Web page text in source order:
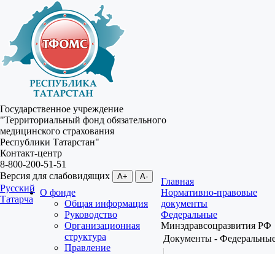
Государственное учреждение
"Территориальный фонд обязательного
медицинского страхования
Республики Татарстан"
Контакт-центр
8-800-200-51-51
Версия для слабовидящих
A+ A-
Русский
Татарча
О фонде
Общая информация
Руководство
Организационная
структура
Правление
Главная
Нормативно-правовые
документы
Федеральные
Минздравсоцразвития РФ
Документы -